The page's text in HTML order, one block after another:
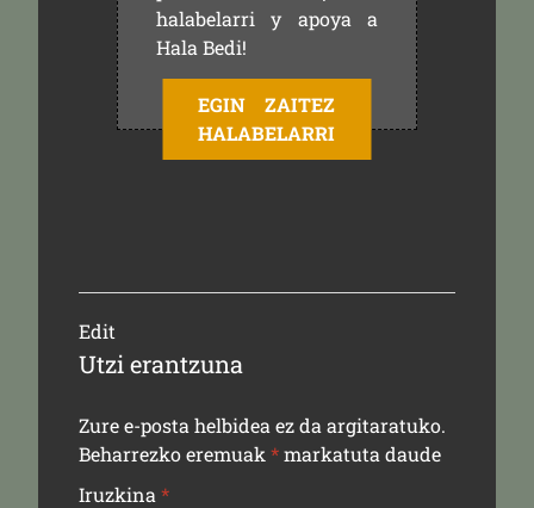
halabelarri y apoya a
Hala Bedi!
EGIN ZAITEZ
HALABELARRI
Edit
Utzi erantzuna
Zure e-posta helbidea ez da argitaratuko.
Beharrezko eremuak *markatuta daude
Iruzkina *